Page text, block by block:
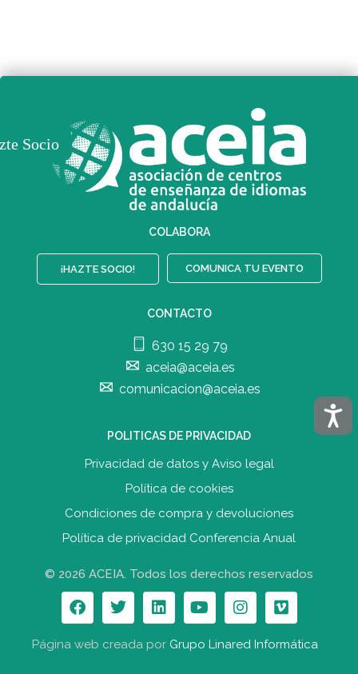
COLABORA
¡HAZTE SOCIO! COMUNICA TU EVENTO
CONTACTO
630 15 29 79
aceia@aceia.es
comunicacion@aceia.es
POLITICAS DE PRIVACIDAD
Privacidad de datos y Aviso legal
Política de cookies
Condiciones de compra y devoluciones
Política de privacidad Conferencia Anual
© 2026 ACEIA. Todos los derechos reservados
Página web creada por Grupo Linared Informática
Socio